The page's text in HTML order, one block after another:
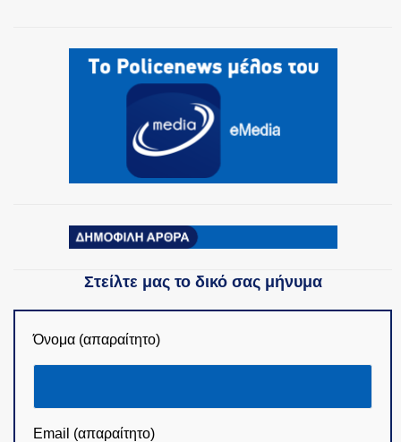
Στείλτε μας το δικό σας μήνυμα
Όνομα (απαραίτητο)
Email (απαραίτητο)